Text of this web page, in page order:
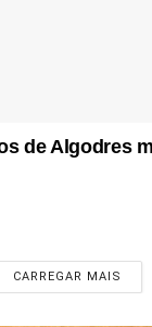
de Algodres
CARREGAR MAIS